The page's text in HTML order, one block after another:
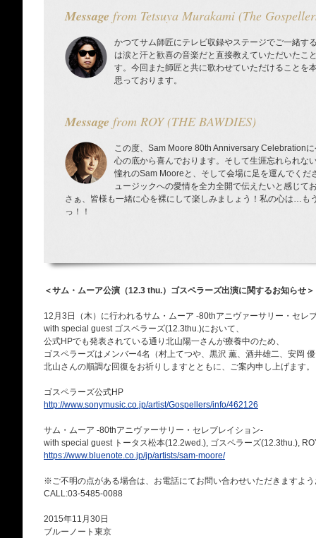
Message from Tetsuya Murakami (The
かつてサム師匠にテレビ収録やステージでご一緒す
は涙と汗と歓喜の音楽だと直接教えていただいたこ
す。今回また師匠と共に歌わせていただけることを
思っております。
Message from ROY (THE BAWDIES)
この度、Sam Moore 80th Anniversary Celebration
心の底から喜んでおります。そして生涯忘れられな
憧れのSam Mooreと、そして会場に足を運んでくだ
ュージックへの愛情を全力全開で伝えたいと感じて
さぁ、皆様も一緒に心を裸にして楽しみましょう！私の心は…も
っ！！
＜サム・ムーア公演（12.3 thu.）ゴスペラーズ出演に関するお知らせ＞
12月3日（木）に行われるサム・ムーア -80thアニヴァーサリー・セレ
with special guest ゴスペラーズ(12.3thu.)において、
公式HPでも発表されている通り北山陽一さんが療養中のため、
ゴスペラーズはメンバー4名（村上てつや、黒沢 薫、酒井雄二、安岡
北山さんの順調な回復をお祈りしますとともに、ご案内申し上げます。
ゴスペラーズ公式HP
http://www.sonymusic.co.jp/artist/Gospellers/info/462126
サム・ムーア -80thアニヴァーサリー・セレブレイション-
with special guest トータス松本(12.2wed.), ゴスペラーズ(12.3thu.),
https://www.bluenote.co.jp/jp/artists/sam-moore/
※ご不明の点がある場合は、お電話にてお問い合わせいただきますよ
CALL:03-5485-0088
2015年11月30日
ブルーノート東京